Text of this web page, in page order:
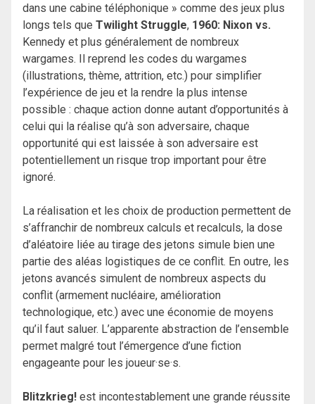
dans une cabine téléphonique » comme des jeux plus
longs tels que Twilight Struggle, 1960: Nixon vs.
Kennedy et plus généralement de nombreux
wargames. Il reprend les codes du wargames
(illustrations, thème, attrition, etc.) pour simplifier
l’expérience de jeu et la rendre la plus intense
possible : chaque action donne autant d’opportunités à
celui qui la réalise qu’à son adversaire, chaque
opportunité qui est laissée à son adversaire est
potentiellement un risque trop important pour être
ignoré.
La réalisation et les choix de production permettent de
s’affranchir de nombreux calculs et recalculs, la dose
d’aléatoire liée au tirage des jetons simule bien une
partie des aléas logistiques de ce conflit. En outre, les
jetons avancés simulent de nombreux aspects du
conflit (armement nucléaire, amélioration
technologique, etc.) avec une économie de moyens
qu’il faut saluer. L’apparente abstraction de l’ensemble
permet malgré tout l’émergence d’une fiction
engageante pour les joueur·se·s.
Blitzkrieg! est incontestablement une grande réussite